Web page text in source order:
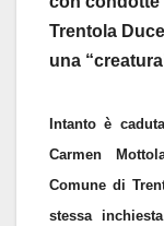
Trentola
una
Intanto è
Carmen
Comune di
stessa